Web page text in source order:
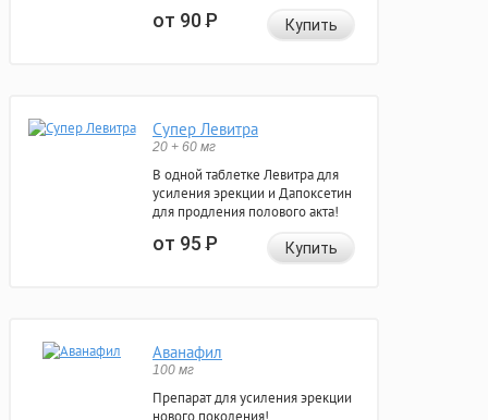
от 90Р Купить
Супер Левитра
20 + 60 мг
В одной таблетке Левитра для
усиления эрекции и Дапоксетин
для продления полового акта!
от 95Р Купить
Аванафил
100 мг
Препарат для усиления эрекции